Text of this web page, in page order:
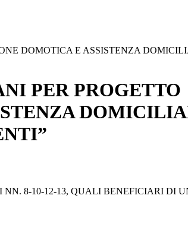
DOMOTICA E ASSISTENZA
PER PROGETTO
8-10-12-13, QUALI BENEFICIARI DI